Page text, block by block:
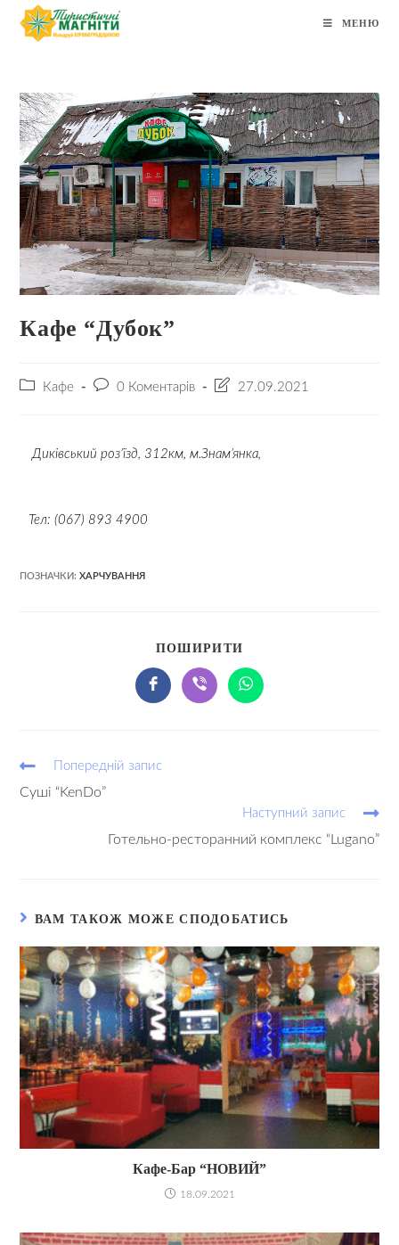
МЕНЮ
Кафе “Дубок”
Кафе 0 Коментарів 27.09.2021
Диківський роз’їзд, 312км, м.Знам’янка,
Тел:(067) 893 4900
ПОЗНАЧКИ:ХАРЧУВАННЯ
ПОШИРИТИ
Попередній запис
Суші “KenDo”
Наступний запис
Готельно-ресторанний комплекс “Lugano”
ВАМ ТАКОЖ МОЖЕ СПОДОБАТИСЬ
Кафе-Бар “НОВИЙ”
18.09.2021